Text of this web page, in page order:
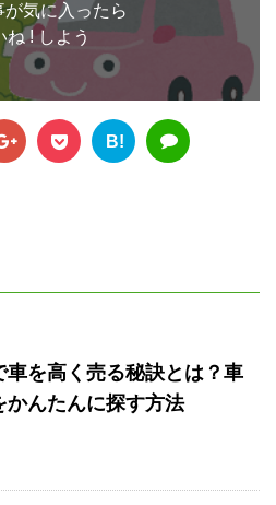
が気に入ったら
ね ! しよう
B!
車を高く売る秘訣とは？車
かんたんに探す方法